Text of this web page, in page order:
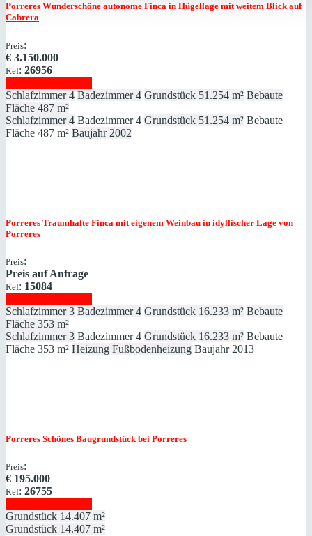
Porreres Wunderschöne autonome Finca in Hügellage mit weitem Blick auf
Cabrera
Preis:
€ 3.150.000
Ref: 26956
Schlafzimmer 4 Badezimmer 4 Grundstück 51.254 m² Bebaute
Fläche 487 m²
Schlafzimmer 4 Badezimmer 4 Grundstück 51.254 m² Bebaute
Fläche 487 m² Baujahr 2002
Porreres Traumhafte Finca mit eigenem Weinbau in idyllischer Lage von
Porreres
Preis:
Preis auf Anfrage
Ref: 15084
Schlafzimmer 3 Badezimmer 4 Grundstück 16.233 m² Bebaute
Fläche 353 m²
Schlafzimmer 3 Badezimmer 4 Grundstück 16.233 m² Bebaute
Fläche 353 m² Heizung Fußbodenheizung Baujahr 2013
Porreres Schönes Baugrundstück bei Porreres
Preis:
€ 195.000
Ref: 26755
Grundstück 14.407 m²
Grundstück 14.407 m²